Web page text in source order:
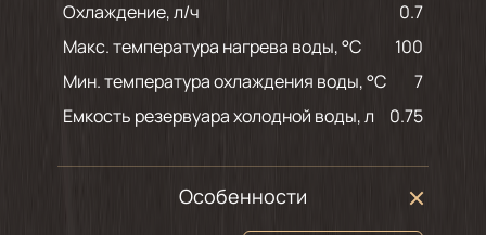
Охлаждение, л/ч
0.7
Макс. температура нагрева воды, °С
100
Мин. температура охлаждения воды, °С
7
Емкость резервуара холодной воды, л
0.75
Особенности